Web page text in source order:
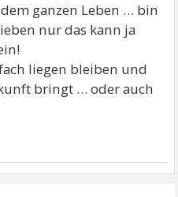
ganzen Leben … bin
nur das kann ja
liegen bleiben und
bringt … oder auch